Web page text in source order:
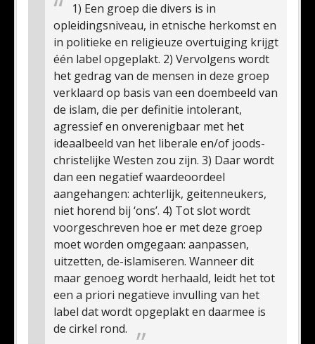
1) Een groep die divers is in
opleidingsniveau, in etnische herkomst en
in politieke en religieuze overtuiging krijgt
één label opgeplakt. 2) Vervolgens wordt
het gedrag van de mensen in deze groep
verklaard op basis van een doembeeld van
de islam, die per definitie intolerant,
agressief en onverenigbaar met het
ideaalbeeld van het liberale en/of joods-
christelijke Westen zou zijn. 3) Daar wordt
dan een negatief waardeoordeel
aangehangen: achterlijk, geitenneukers,
niet horend bij ‘ons’. 4) Tot slot wordt
voorgeschreven hoe er met deze groep
moet worden omgegaan: aanpassen,
uitzetten, de-islamiseren. Wanneer dit
maar genoeg wordt herhaald, leidt het tot
een a priori negatieve invulling van het
label dat wordt opgeplakt en daarmee is
de cirkel rond.